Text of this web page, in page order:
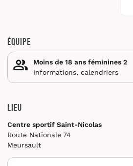
Équipe
Moins de 18 ans féminines 2
Informations, calendriers
Lieu
Centre sportif Saint-Nicolas
Route Nationale 74
Meursault